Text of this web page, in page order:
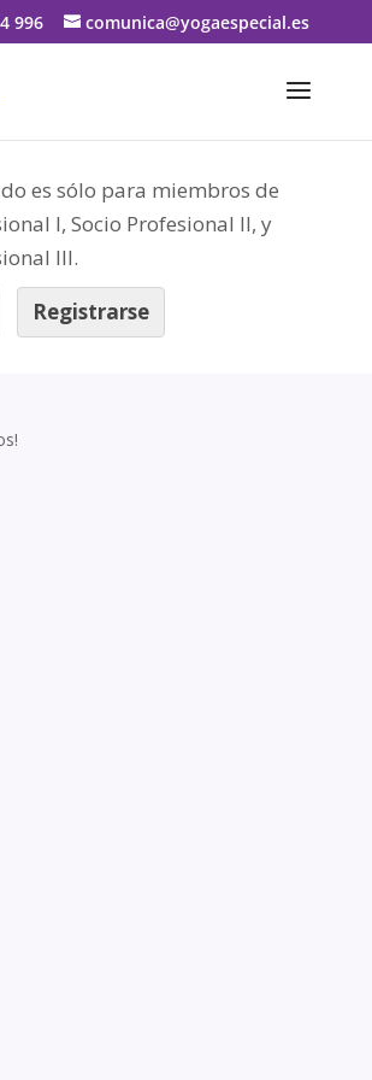
996 comunica@yogaespecial.es
es sólo para miembros de
I, Socio Profesional II, y
III.
Registrarse